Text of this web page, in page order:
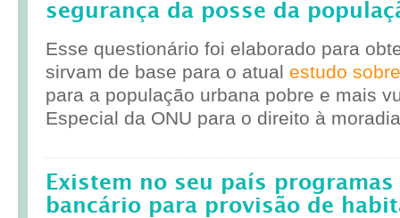
segurança da posse da
Esse questionário foi elaborado para
sirvam de base para o atual estudo
para a população urbana pobre e mais
Especial da ONU para o direito à
Existem no seu país
bancário para provisão de